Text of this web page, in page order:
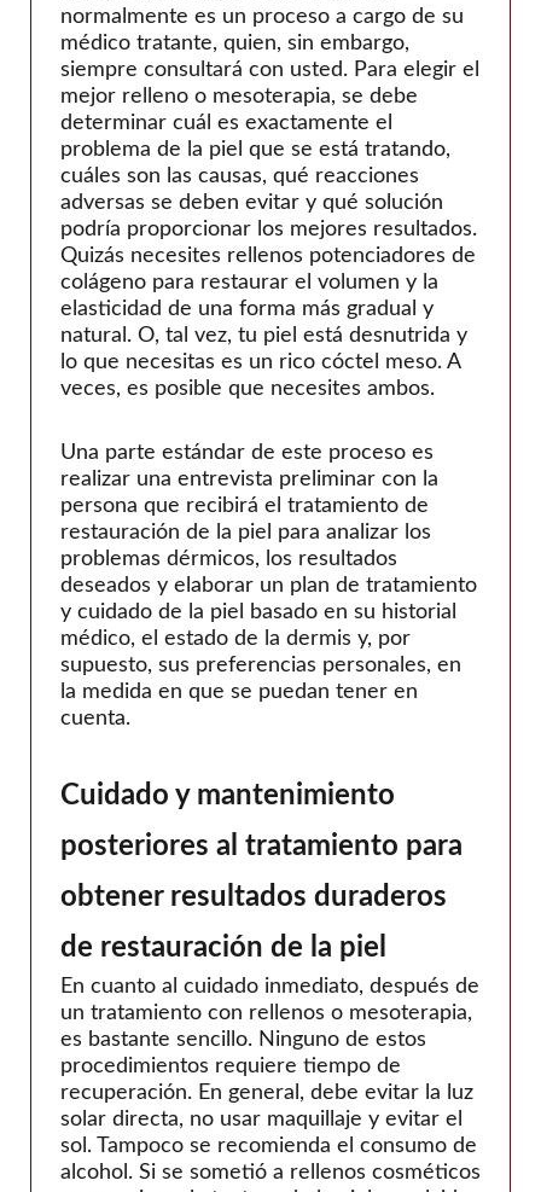
normalmente es un proceso a cargo de su
médico tratante, quien, sin embargo,
siempre consultará con usted. Para elegir el
mejor relleno o mesoterapia, se debe
determinar cuál es exactamente el
problema de la piel que se está tratando,
cuáles son las causas, qué reacciones
adversas se deben evitar y qué solución
podría proporcionar los mejores resultados.
Quizás necesites rellenos potenciadores de
colágeno para restaurar el volumen y la
elasticidad de una forma más gradual y
natural. O, tal vez, tu piel está desnutrida y
lo que necesitas es un rico cóctel meso. A
veces, es posible que necesites ambos.
Una parte estándar de este proceso es
realizar una entrevista preliminar con la
persona que recibirá el tratamiento de
restauración de la piel para analizar los
problemas dérmicos, los resultados
deseados y elaborar un plan de tratamiento
y cuidado de la piel basado en su historial
médico, el estado de la dermis y, por
supuesto, sus preferencias personales, en
la medida en que se puedan tener en
cuenta.
Cuidado y mantenimiento
posteriores al tratamiento para
obtener resultados duraderos
de restauración de la piel
En cuanto al cuidado inmediato, después de
un tratamiento con rellenos o mesoterapia,
es bastante sencillo. Ninguno de estos
procedimientos requiere tiempo de
recuperación. En general, debe evitar la luz
solar directa, no usar maquillaje y evitar el
sol. Tampoco se recomienda el consumo de
alcohol. Si se sometió a rellenos cosméticos